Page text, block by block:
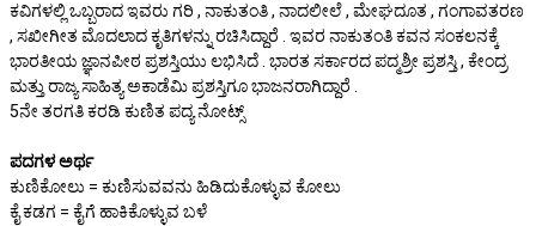
ಕವಿಗಳಲ್ಲಿ ಒಬ್ಬರಾದ ಇವರು ಗರಿ , ನಾಕುತಂತಿ , ನಾದಲೀಲೆ , ಮೇಘದೂತ , ಗಂಗಾವತರಣ
, ಸಖೀಗೀತ ಮೊದಲಾದ ಕೃತಿಗಳನ್ನು ರಚಿಸಿದ್ದಾರೆ . ಇವರ ನಾಕುತಂತಿ ಕವನ ಸಂಕಲನಕ್ಕೆ
ಭಾರತೀಯ ಜ್ಞಾನಪೀಠ ಪ್ರಶಸ್ತಿಯು ಲಭಿಸಿದೆ . ಭಾರತ ಸರ್ಕಾರದ ಪದ್ಮಶ್ರೀ ಪ್ರಶಸ್ತಿ , ಕೇಂದ್ರ
ಮತ್ತು ರಾಜ್ಯ ಸಾಹಿತ್ಯ ಅಕಾಡೆಮಿ ಪ್ರಶಸ್ತಿಗೂ ಭಾಜನರಾಗಿದ್ದಾರೆ .
5ನೇ ತರಗತಿ ಕರಡಿ ಕುಣಿತ ಪದ್ಯ ನೋಟ್ಸ್
ಪದಗಳ ಅರ್ಥ
ಕುಣಿಕೋಲು = ಕುಣಿಸುವವನು ಹಿಡಿದುಕೊಳ್ಳುವ ಕೋಲು
ಕೈ ಕಡಗ = ಕೈಗೆ ಹಾಕಿಕೊಳ್ಳುವ ಬಳೆ